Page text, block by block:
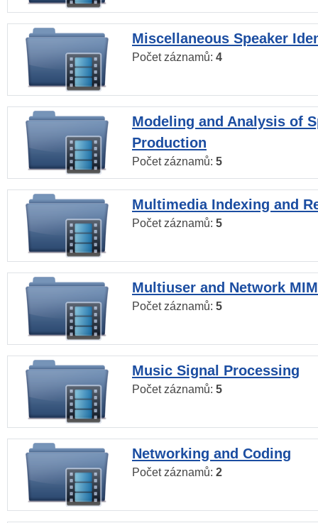
Miscellaneous Speaker
Počet záznamů: 4
Modeling and Analysis of
Production
Počet záznamů: 5
Multimedia Indexing and
Počet záznamů: 5
Multiuser and Network
Počet záznamů: 5
Music Signal Processing
Počet záznamů: 5
Networking and Coding
Počet záznamů: 2